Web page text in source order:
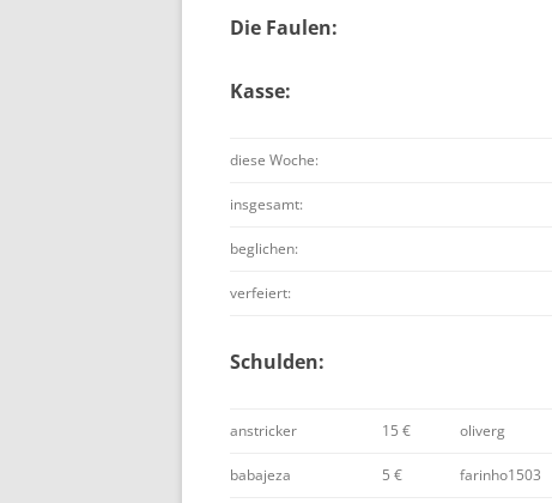
Die Faulen:
Kasse:
diese Woche:
insgesamt:
beglichen:
verfeiert:
Schulden:
anstricker 15 € oliverg
babajeza 5 € farinho1503